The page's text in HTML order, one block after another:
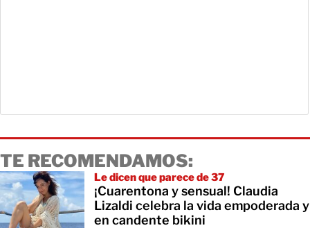
TE RECOMENDAMOS:
Le dicen que parece de 37
¡Cuarentona y sensual! Claudia
Lizaldi celebra la vida empoderada y
en candente bikini